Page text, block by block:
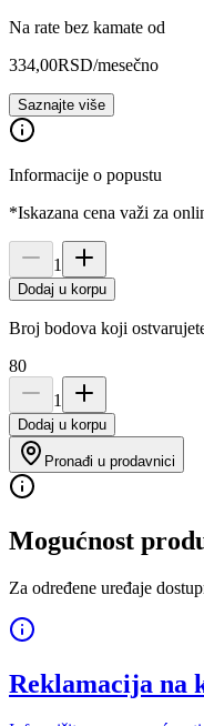
Na rate bez kamate od
334,00RSD/mesečno
Saznajte više
Informacije o popustu
*Iskazana cena važi za
1
Dodaj u korpu
Broj bodova koji
80
1
Dodaj u korpu
Pronađi u prodavnici
Mogućnost
Za određene uređaje
Reklamacija na